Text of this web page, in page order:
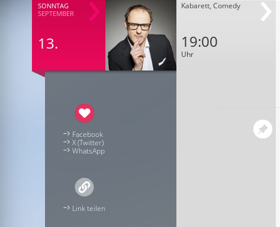
SONNTAG
SEPTEMBER
13.
Kabarett, Comedy
19:00
Uhr
Facebook
X (Twitter)
WhatsApp
Link teilen